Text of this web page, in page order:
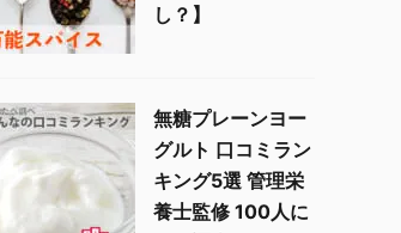
し？】
無糖プレーンヨー
グルト 口コミラン
キング5選 管理栄
養士監修 100人に